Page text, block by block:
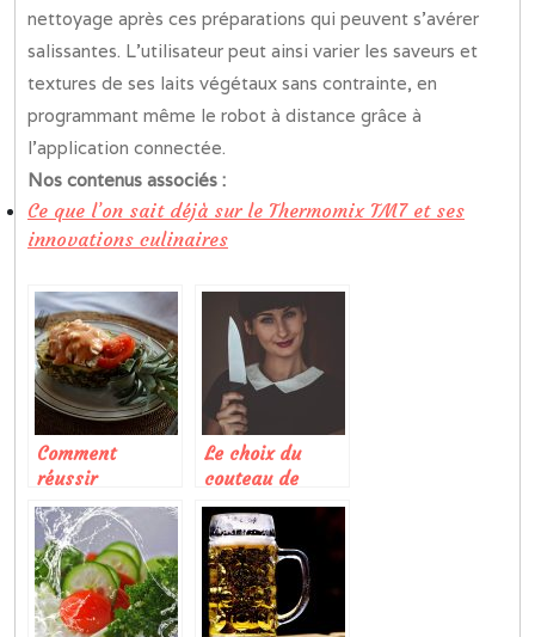
nettoyage après ces préparations qui peuvent s’avérer
salissantes. L’utilisateur peut ainsi varier les saveurs et
textures de ses laits végétaux sans contrainte, en
programmant même le robot à distance grâce à
l’application connectée.
Nos contenus associés :
Ce que l’on sait déjà sur le Thermomix TM7 et ses
innovations culinaires
Comment
réussir
parfaitement un
plat sucré-salé?
Le choix du
couteau de
cuisine pour des
coupes réussies